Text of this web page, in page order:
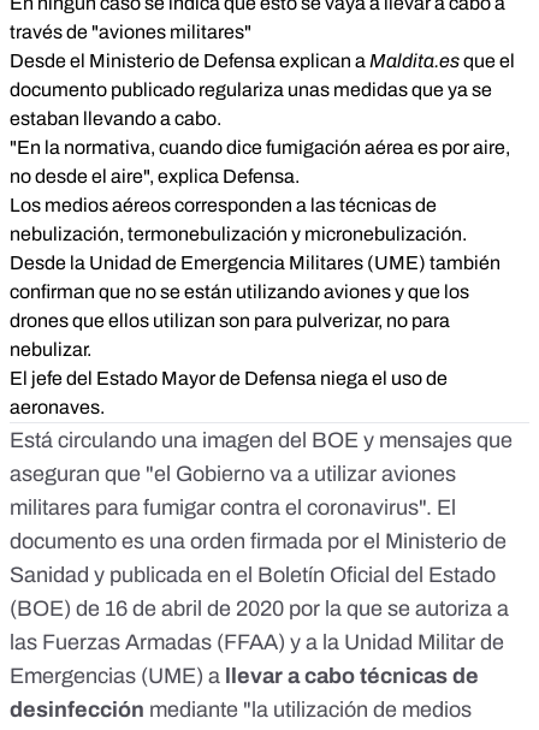
través de "aviones militares"
Desde el Ministerio de Defensa explican a Maldita.esque el
documento publicado regulariza unas medidas que ya se
estaban llevando a cabo.
"En la normativa, cuando dice fumigación aérea es por aire,
no desde el aire", explica Defensa.
Los medios aéreos corresponden a las técnicas de
nebulización, termonebulización y micronebulización.
Desde la Unidad de Emergencia Militares (UME) también
confirman que no se están utilizando aviones y que los
drones que ellos utilizan son para pulverizar, no para
nebulizar.
El jefe del Estado Mayor de Defensa niega el uso de
aeronaves.
Está circulando una imagen del BOE y mensajes que
aseguran que "el Gobierno va a utilizar aviones
militares para fumigar contra el coronavirus". El
documento es una orden firmada por el Ministerio de
Sanidad y publicada en el Boletín Oficial del Estado
(BOE) de 16 de abril de 2020 por la que se autoriza a
las Fuerzas Armadas (FFAA) y a la Unidad Militar de
Emergencias (UME) a
llevar a cabo técnicas de
desinfección mediante "la utilización de medios